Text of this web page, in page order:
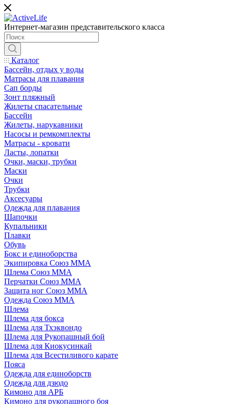
Интернет-магазин представительского класса
Каталог
Бассейн, отдых у воды
Матрасы для плавания
Сап борды
Зонт пляжный
Жилеты спасательные
Бассейн
Жилеты, нарукавники
Насосы и ремкомплекты
Матрасы - кровати
Ласты, лопатки
Очки, маски, трубки
Маски
Очки
Трубки
Аксесуары
Одежда для плавания
Шапочки
Купальники
Плавки
Обувь
Бокс и единоборства
Экипировка Союз ММА
Шлема Союз ММА
Перчатки Союз ММА
Защита ног Союз ММА
Одежда Союз ММА
Шлема
Шлема для бокса
Шлема для Тхэквондо
Шлема для Рукопашный бой
Шлема для Киокусинкай
Шлема для Всестиливого карате
Пояса
Одежда для единоборств
Одежда для дзюдо
Кимоно для АРБ
Кимоно для рукопашного боя